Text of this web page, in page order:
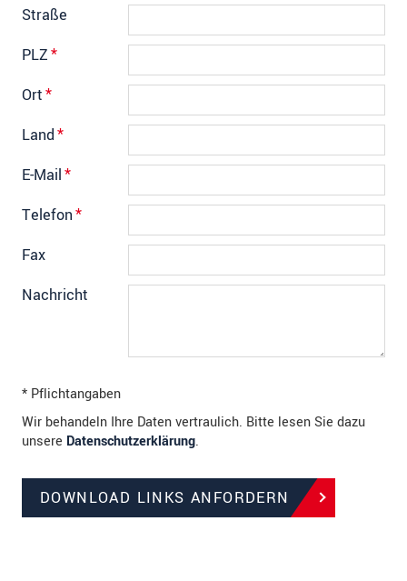
Straße
PLZ*
Ort*
Land*
E-Mail*
Telefon*
Fax
Nachricht
* Pflichtangaben
Wir behandeln Ihre Daten vertraulich. Bitte lesen Sie dazu
unsere Datenschutzerklärung.
DOWNLOAD LINKS ANFORDERN